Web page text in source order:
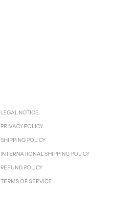
LEGAL NOTICE
PRIVACY POLICY
SHIPPING POLICY
INTERNATIONAL SHIPPING POLICY
REFUND POLICY
TERMS OF SERVICE